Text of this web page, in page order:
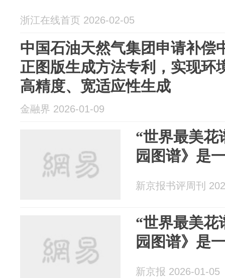
浙江在线首页 2026-02-05
中国石油天然气集团申请补偿
正图版生成方法专利，实现环
高精度、宽适应性生成
金融界 2026-01-09
“世界最美花
园图谱》是
新京报书评周刊
“世界最美花
园图谱》是
新京报 2026-01-05